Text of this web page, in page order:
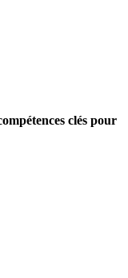
clés pour